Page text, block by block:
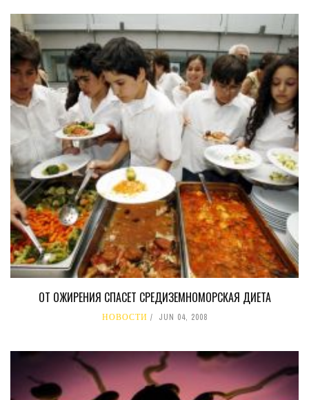
ОТ ОЖИРЕНИЯ СПАСЕТ СРЕДИЗЕМНОМОРСКАЯ ДИЕТА
НОВОСТИ JUN 04, 2008